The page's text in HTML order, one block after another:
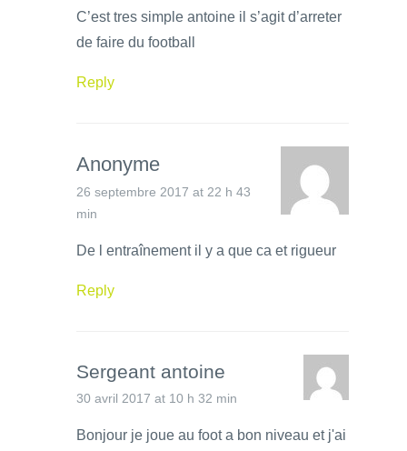
C’est tres simple antoine il s’agit d’arreter
de faire du football
Reply
Anonyme
26 septembre 2017 at 22 h 43
min
De l entraînement il y a que ca et rigueur
Reply
Sergeant antoine
30 avril 2017 at 10 h 32 min
Bonjour je joue au foot a bon niveau et j'ai